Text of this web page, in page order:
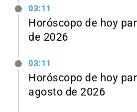
03:11
Horóscopo de hoy
de 2026
03:11
Horóscopo de hoy
agosto de 2026